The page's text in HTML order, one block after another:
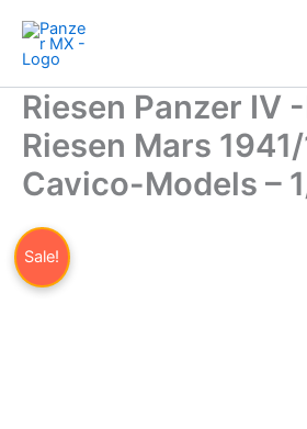
contenido
Riesen Panzer IV
Riesen Mars
Cavico-Models –
Sale!
IV
-
Kampf
Riesen
Mars
1941/1945
Cavico-
Models
1/35
cantidad